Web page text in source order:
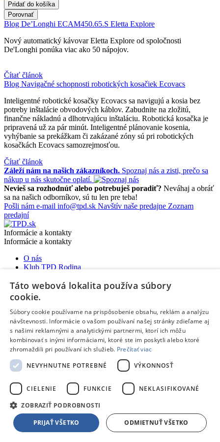
Pridať do košíka
Porovnať
Blog De’Longhi ECAM450.65.S Eletta Explore
Nový automatický kávovar Eletta Explore od spoločnosti
De'Longhi ponúka viac ako 50 nápojov.
Čítať článok
Blog Navigačné schopnosti robotických kosačiek Ecovacs
Inteligentné robotické kosačky Ecovacs sa navigujú a kosia bez
potreby inštalácie obvodových káblov. Zabudnite na zložitú,
finančne nákladnú a dlhotrvajúcu inštaláciu. Robotická kosačka je
pripravená už za pár minút. Inteligentné plánovanie kosenia,
vyhýbanie sa prekážkam či zakázané zóny sú pri robotických
kosačkách Ecovacs samozrejmosťou.
Čítať článok
Záleží nám na našich zákazníkoch. Spoznaj nás a zisti, prečo sa
nákup u nás skutočne oplatí.
Nevieš sa rozhodnúť alebo potrebuješ poradiť? Neváhaj a obráť
sa na našich odborníkov, sú tu len pre teba!
Pošli nám e-mail info@tpd.sk Navštív naše predajne Zoznam
predajní
Informácie a kontakty
Informácie a kontakty
O nás
Klub TPD Rodina
Splátkový predaj
Obchodné podmienky
Reklamácie, sťažnosti
Odstúpiť od zmluvy tu
Ochrana osobných údajov
Predĺžená záruka a poistenie
Ako nakupovať
Predajne a kontakty
Centrum pre zákazníkov
Možnosti platby
Možnosti platby
Pri nákupe v predajni v hotovosti, kartou, alebo poukážkami
Platba na dobierku aj kartou
Predaj na splátky
Platba prevodom na účet
Táto webová lokalita používa súbory
cookie.
Súbory cookie používame na prispôsobenie obsahu, reklám a analýzu
návštevnosti. Informácie o vašom používaní našej stránky zdieľame aj
s našimi reklamnými a analytickými partnermi, ktorí ich môžu
kombinovať s inými informáciami, ktoré ste im poskytli alebo ktoré
zhromaždili pri používaní ich služieb. Prečítať viac
NEVYHNUTNE POTREBNÉ
VÝKONNOSŤ
CIELENIE FUNKCIE NEKLASIFIKOVANÉ
ZOBRAZIŤ PODROBNOSTI
PRIJAŤ VŠETKO ODMIETNUŤ VŠETKO